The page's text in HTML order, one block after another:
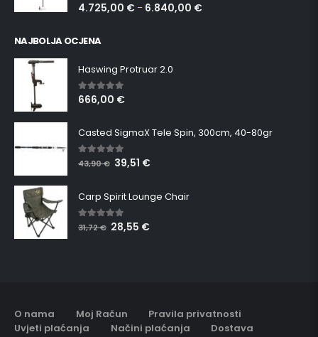
4.725,00 € – 6.840,00 €
NAJBOLJA OCJENA
Haswing Protruar 2.0
5.00 out of 5
666,00 €
Casted SigmaX Tele Spin, 300cm, 40-80gr
5.00out of 5
43,90€ 39,51 €
Carp Spirit Lounge Chair
5.00 out of 5
31,72€ 28,55 €
O nama Moj Račun
Pravila privatnosti
Uvjeti plaćanja
Načini plaćanja Dostava